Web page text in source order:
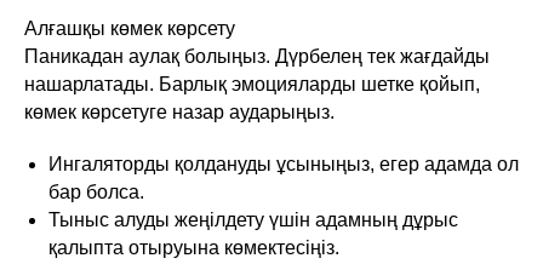
Алғашқы көмек көрсету
Паникадан аулақ болыңыз. Дүрбелең тек жағдайды
нашарлатады. Барлық эмоцияларды шетке қойып,
көмек көрсетуге назар аударыңыз.
Ингаляторды қолдануды ұсыныңыз, егер адамда ол
бар болса.
Тыныс алуды жеңілдету үшін адамның дұрыс
қалыпта отыруына көмектесіңіз.